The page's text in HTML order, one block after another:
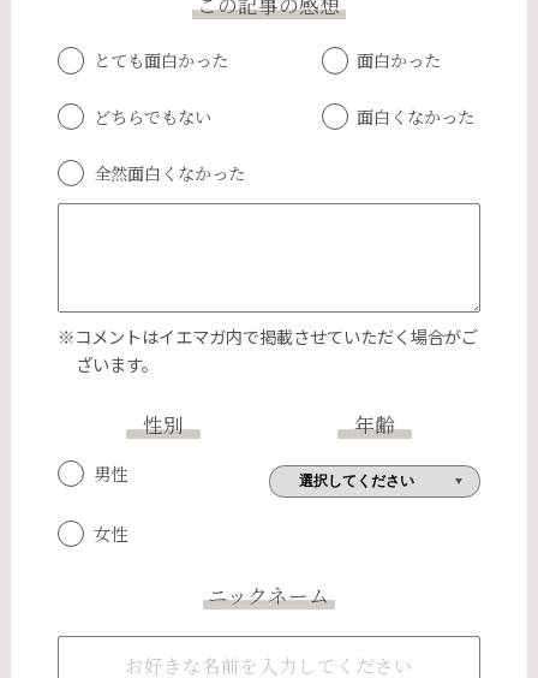
とても面白かった 面白かった
どちらでもない 面白くなかった
全然面白くなかった
※コメントはイエマガ内で掲載させていただく場合がご
ざいます。
性別
男性
女性
年齢
ニックネーム